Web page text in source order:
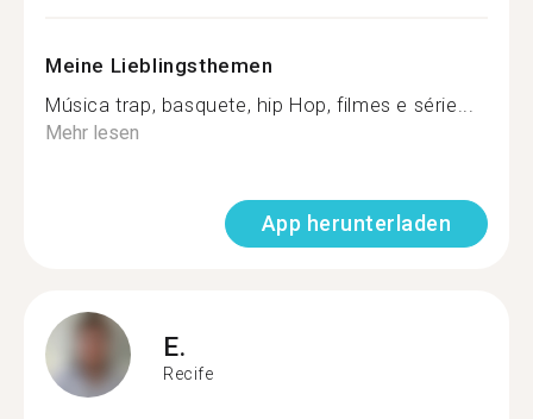
Meine Lieblingsthemen
Música trap, basquete, hip Hop, filmes e série...
Mehr lesen
App herunterladen
E.
Recife